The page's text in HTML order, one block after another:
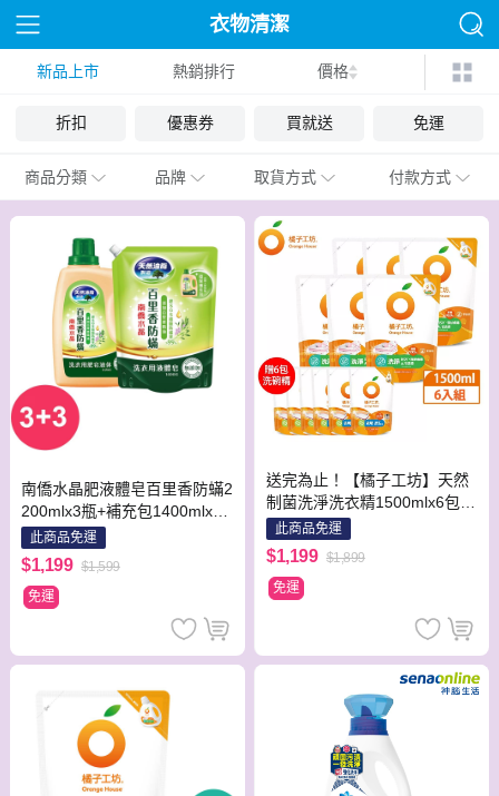
衣物清潔
新品上市 熱銷排行 價格
折扣 優惠券 買就送 免運
商品分類 品牌 取貨方式 付款方式
南僑水晶肥液體皂百里香防蟎2
200mlx3瓶+補充包1400mlx3
包此商品免運
$1,199 $1,599
免運
送完為止！【橘子工坊】天然
制菌洗淨洗衣精1500mlx6包
加碼贈 去垢酵素洗碗精500ml
x6包
此商品免運
$1,199 $1,899
免運